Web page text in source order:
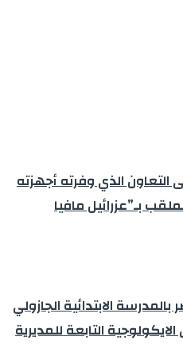
الذي وفرته أجهزته
بـ”عزرائيل مافيا
الابتدائية الجازولي
التابعة للمديرية